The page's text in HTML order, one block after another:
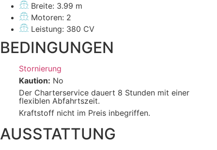
Breite: 3.99 m
Motoren: 2
Leistung: 380 CV
BEDINGUNGEN
Stornierung
Kaution: No
Der Charterservice dauert 8 Stunden mit einer
flexiblen Abfahrtszeit.
Kraftstoff nicht im Preis inbegriffen.
AUSSTATTUNG